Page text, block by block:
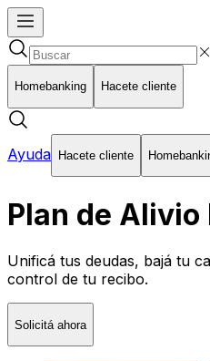
Homebanking Hacete cliente
Ayuda Hacete cliente
Plan de
Unificá tus deudas, bajá tu
control de tu recibo.
Solicitá ahora